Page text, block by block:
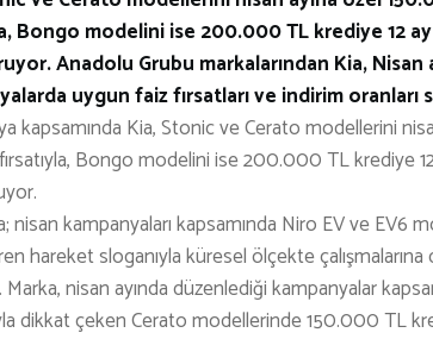
Bongo modelini ise 200.000 TL krediye 12 ay
Anadolu Grubu markalarından Kia, Nisan
uygun faiz fırsatları ve indirim
kapsamında Kia, Stonic ve Cerato modellerini
Bongo modelini ise 200.000 TL krediye 12
nisan kampanyaları kapsamında Niro EV ve EV6
hareket sloganıyla küresel ölçekte
Marka, nisan ayında düzenlediği kampanyalar
dikkat çeken Cerato modellerinde 150.000 TL